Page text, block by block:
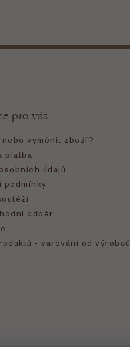
pro vás
vyměnit zboží?
platba
údajů
podmínky
odběr
- varování od výrobců